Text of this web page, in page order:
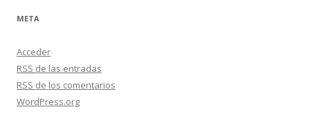
META
Acceder
RSS de las entradas
RSS de los comentarios
WordPress.org